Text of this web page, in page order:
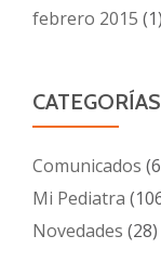
febrero 2015 (1)
CATEGORÍAS
Comunicados
Mi Pediatra
Novedades (28)